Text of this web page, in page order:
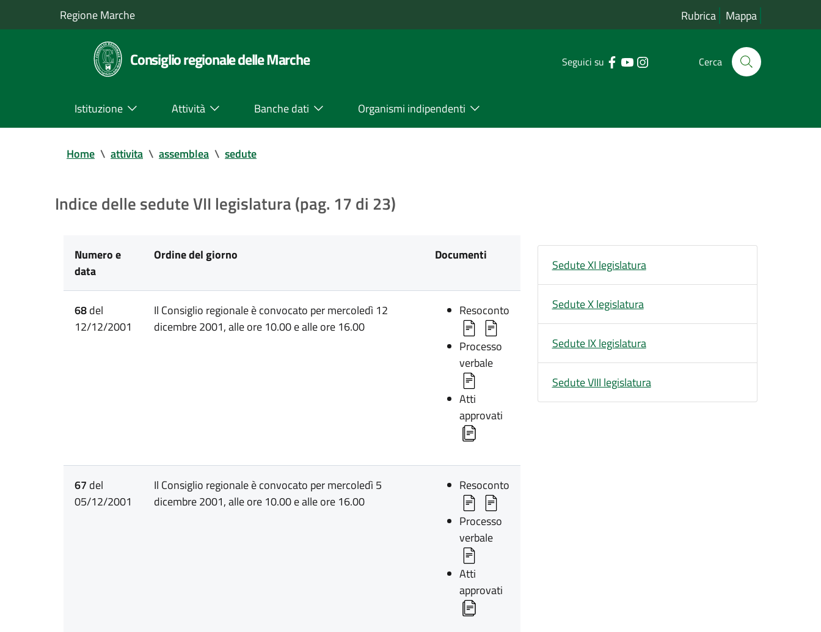
Regione Marche Rubrica Mappa
Consiglio regionale delle Marche Seguici su Cerca
Istituzione Attività Banche dati Organismi indipendenti
Home \ attivita \ assemblea \ sedute
Indice delle sedute VII legislatura (pag. 17 di 23)
Numero e
data
Ordine del giorno Documenti
68del
12/12/2001
Il Consiglio regionale è convocato per mercoledì 12
dicembre 2001, alle ore 10.00 e alle ore 16.00
Resoconto
Processo
verbale
Atti
approvati
67 del
05/12/2001
Il Consiglio regionale è convocato per mercoledì 5
dicembre 2001, alle ore 10.00 e alle ore 16.00
Resoconto
Processo
verbale
Atti
approvati
Sedute XI legislatura
Sedute X legislatura
Sedute IX legislatura
Sedute VIII legislatura